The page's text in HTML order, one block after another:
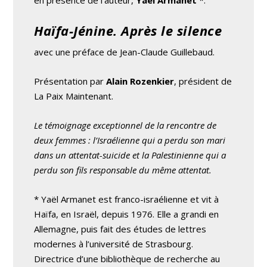
Haïfa-Jénine. Après le silence
avec une préface de Jean-Claude Guillebaud.
Présentation parAlain Rozenkier, président de
La Paix Maintenant.
Le témoignage exceptionnel de la rencontre de
deux femmes : l’Israélienne qui a perdu son mari
dans un attentat-suicide et la Palestinienne qui a
perdu son fils responsable du même attentat.
* Yaël Armanet est franco-israélienne et vit à
Haïfa, en Israël, depuis 1976. Elle a grandi en
Allemagne, puis fait des études de lettres
modernes à l’université de Strasbourg.
Directrice d’une bibliothèque de recherche au